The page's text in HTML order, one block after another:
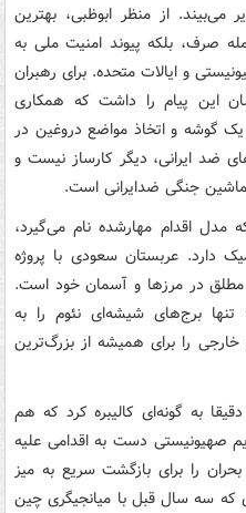
از منظر ابوظبی، بهترین
صرف، بلکه پیوند امنیت ملی به
و ایالات متحده. برای رهبران
این پیام را داشت که همکاری
گوشه و اتخاذ مواضع دروغین در
ضد ایرانی، دیگر کارساز نیست و
ماشین جنگی ضدایرانی است.
مدل اقدام مهارشده نام می‌گیرد،
دارد. عربستان سعودی با پروژه
نیازمند ثبات مطلق در مرزها و آسمان خود است.
برج‌های شیشه‌ای نئوم را به
خارجی را برای همیشه از بزرگ‌ترین
به گونه‌ای کالیبره کرد که هم
صهیونیستی دست به اقدامی علیه
را برای بازگشت سریع به میز
که سه سال قبل با میانجیگری چین